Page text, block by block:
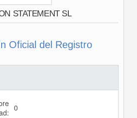
STATEMENT SL
Oficial del Registro
0